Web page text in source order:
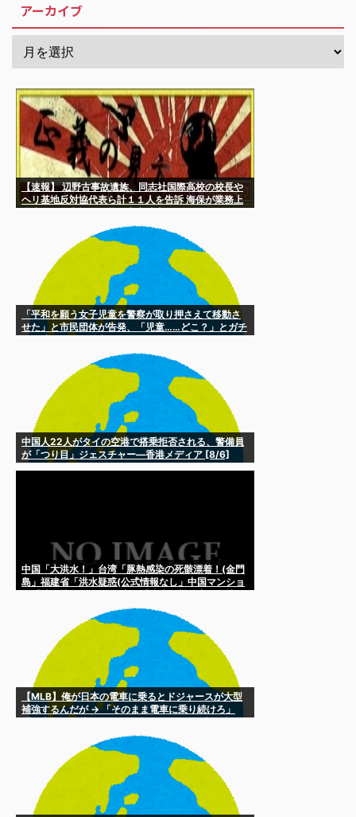
アーカイブ
【速報】 辺野古事故遺族、同志社国際高校の校長や
ヘリ基地反対協代表ら計１１人を告訴 海保が業務上
「平和を願う女子児童を警察が取り押さえて移動さ
せた」と市民団体が告発、「児童……どこ？」とガチ
中国人22人がタイの空港で搭乗拒否される、警備員
が「つり目」ジェスチャー―香港メディア [8/6]
中国「大洪水！」台湾「豚熱感染の死骸漂着！(金門
島」福建省「洪水疑惑(公式情報なし」中国マンショ
【MLB】俺が日本の電車に乗るとドジャースが大型
補強するんだが → 「そのまま電車に乗り続けろ」